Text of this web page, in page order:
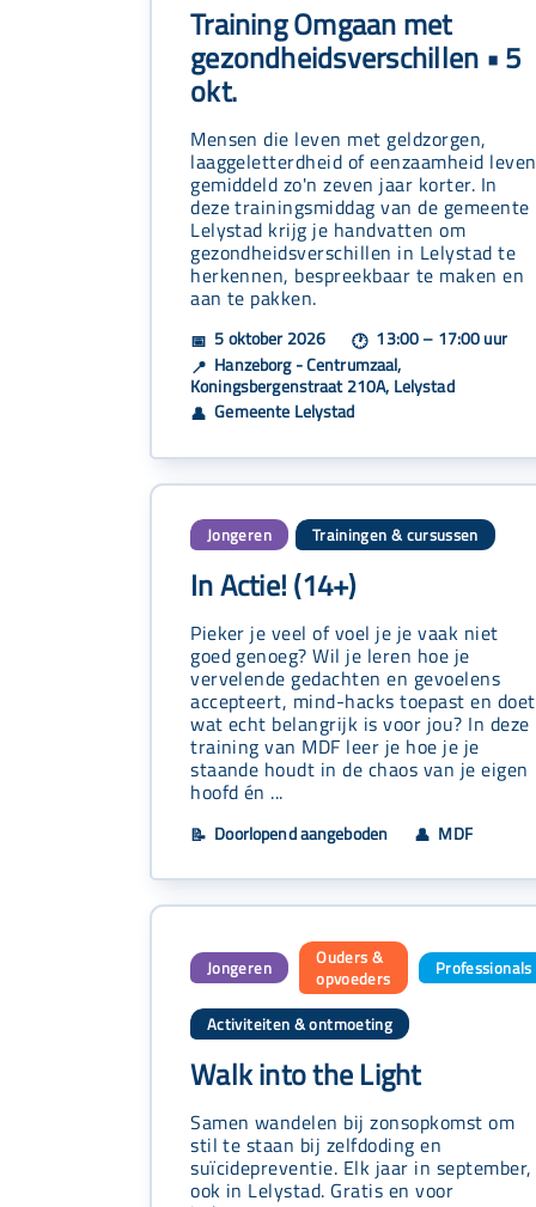
Training Omgaan met
gezondheidsverschillen • 5
okt.
Mensen die leven met geldzorgen,
laaggeletterdheid of eenzaamheid leven
gemiddeld zo'n zeven jaar korter. In
deze trainingsmiddag van de gemeente
Lelystad krijg je handvatten om
gezondheidsverschillen in Lelystad te
herkennen, bespreekbaar te maken en
aan te pakken.
📅 5 oktober 2026 🕐 13:00 – 17:00 uur
📍 Hanzeborg - Centrumzaal,
Koningsbergenstraat 210A, Lelystad
👤 Gemeente Lelystad
Jongeren Trainingen & cursussen
In Actie! (14+)
Pieker je veel of voel je je vaak niet
goed genoeg? Wil je leren hoe je
vervelende gedachten en gevoelens
accepteert, mind-hacks toepast en doet
wat echt belangrijk is voor jou? In deze
training van MDF leer je hoe je je
staande houdt in de chaos van je eigen
hoofd én ...
📝 Doorlopend aangeboden 👤 MDF
Jongeren
Ouders &
opvoeders
Professionals
Activiteiten & ontmoeting
Walk into the Light
Samen wandelen bij zonsopkomst om
stil te staan bij zelfdoding en
suïcidepreventie. Elk jaar in september,
ook in Lelystad. Gratis en voor